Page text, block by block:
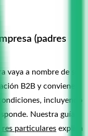
(padres
vaya a nombre de su
B2B y conviene
incluyendo
Nuestra guía
particulares explica